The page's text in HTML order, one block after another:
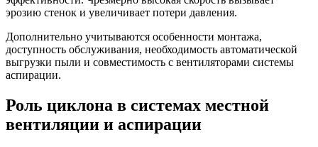
эрозию стенок и увеличивает потери давления.
Дополнительно учитываются особенности монтажа,
доступность обслуживания, необходимость автоматической
выгрузки пыли и совместимость с вентиляторами системы
аспирации.
Роль циклона в системах местной
вентиляции и аспирации